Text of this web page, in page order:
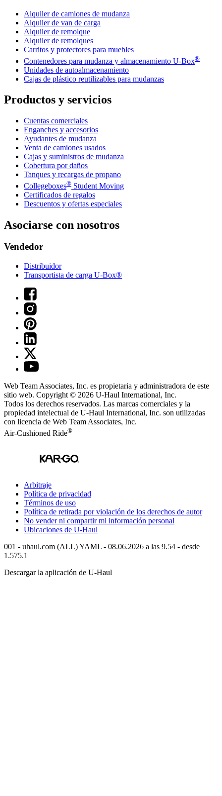
Alquiler de camiones de mudanza
Alquiler de van de carga
Alquiler de remolque
Alquiler de remolques
Carritos y protectores para muebles
Contenedores para mudanza y almacenamiento U-Box®
Unidades de autoalmacenamiento
Cajas de plástico reutilizables para mudanzas
Productos y servicios
Cuentas comerciales
Enganches y accesorios
Ayudantes de mudanza
Venta de camiones usados
Cajas y suministros de mudanza
Cobertura por daños
Tanques y recargas de propano
Collegeboxes® Student Moving
Certificados de regalos
Descuentos y ofertas especiales
Asociarse con nosotros
Vendedor
Distribuidor
Transportista de carga U-Box®
Web Team Associates, Inc. es propietaria y administradora de este
sitio web. Copyright © 2026 U-Haul International, Inc.
Todos los derechos reservados. Las marcas comerciales y la
propiedad intelectual de U-Haul International, Inc. son utilizadas
con licencia de Web Team Associates, Inc.
Air-Cushioned Ride®
Arbitraje
Política de privacidad
Términos de uso
Política de retirada por violación de los derechos de autor
No vender ni compartir mi información personal
Ubicaciones de U-Haul
001 - uhaul.com (ALL) YAML - 08.06.2026 a las 9.54 - desde
1.575.1
Descargar la aplicación de U-Haul